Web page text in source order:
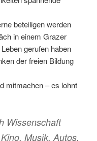
beteiligen werden
in einem Grazer
gerufen haben
der freien Bildung
mitmachen – es lohnt
Wissenschaft
Musik, Autos,